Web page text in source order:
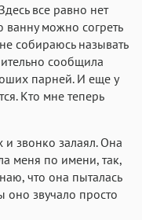
все равно нет
ванну можно согреть
собираюсь называть
сообщила
парней. И еще у
Кто мне теперь
звонко залаял. Она
меня по имени, так,
что она пыталась
оно звучало просто